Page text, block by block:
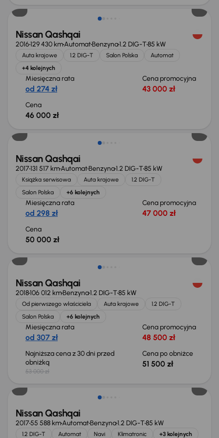
Nissan Qashqai
2016129 430 kmAutomatBenzyna1.2 DIG-T85 kW
Auta krajowe 1.2 DIG-T Salon Polska
Automat
+4 kolejnych
Miesięczna rata
od 274 zł
Cena promocyjna
43 000 zł
Cena
46 000 zł
Świeżo skupione
Nissan Qashqai
2017131 517 kmAutomatBenzyna1.2 DIG-T85 kW
Książka serwisowa Auta krajowe
1.2 DIG-T
Salon Polska
+6 kolejnych
Miesięczna rata
od 298 zł
Cena promocyjna
47 000 zł
Cena
50 000 zł
Świeżo skupione
Nissan Qashqai
2018106 012 kmBenzyna1.2 DIG-T85 kW
Od pierwszego właściciela Auta krajowe
1.2 DIG-T
Salon Polska
+6 kolejnych
Miesięczna rata
od 307 zł
Cena promocyjna
48 500 zł
Najniższa cena z 30 dni przed
obniżką
53 000 zł
Cena po obniżce
51 500 zł
Świeżo skupione
Nissan Qashqai
201755 588 kmAutomatBenzyna1.2 DIG-T85 kW
1.2 DIG-T Automat Navi Klimatronic +3 kolejnych